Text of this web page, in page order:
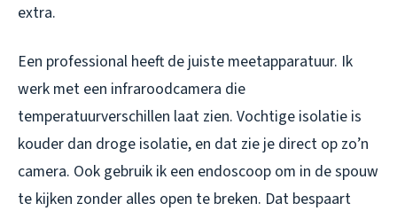
extra.
Een professional heeft de juiste meetapparatuur. Ik
werk met een infraroodcamera die
temperatuurverschillen laat zien. Vochtige isolatie is
kouder dan droge isolatie, en dat zie je direct op zo’n
camera. Ook gebruik ik een endoscoop om in de spouw
te kijken zonder alles open te breken. Dat bespaart